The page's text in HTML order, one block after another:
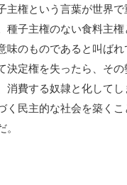
主権という言葉が世界で
種子主権のない食料主
味のものであると叫ばれ
決定権を失ったら、その
消費する奴隷と化して
く民主的な社会を築く
。